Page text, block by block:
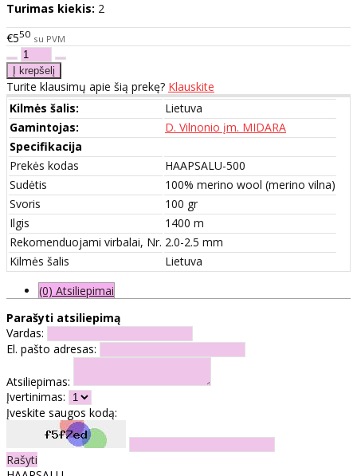
Turimas kiekis: 2
€550 su PVM
Turite klausimų apie šią prekę? Klauskite
Kilmės šalis:
Lietuva
Gamintojas:
D. Vilnonio įm. MIDARA
Specifikacija
Prekės kodas
HAAPSALU-500
Sudėtis
100% merino wool (merino vilna)
Svoris
100 gr
Ilgis
1400 m
Rekomenduojami virbalai, Nr. 2.0-2.5 mm
Kilmės šalis
Lietuva
(0) Atsiliepimai
Parašyti atsiliepimą
Vardas:
El. pašto adresas:
Atsiliepimas:
Įvertinimas:
Įveskite saugos kodą:
Rašyti